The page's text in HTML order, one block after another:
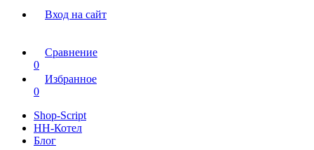
Вход на сайт
Сравнение
0
Избранное
0
Shop-Script
НН-Котел
Блог